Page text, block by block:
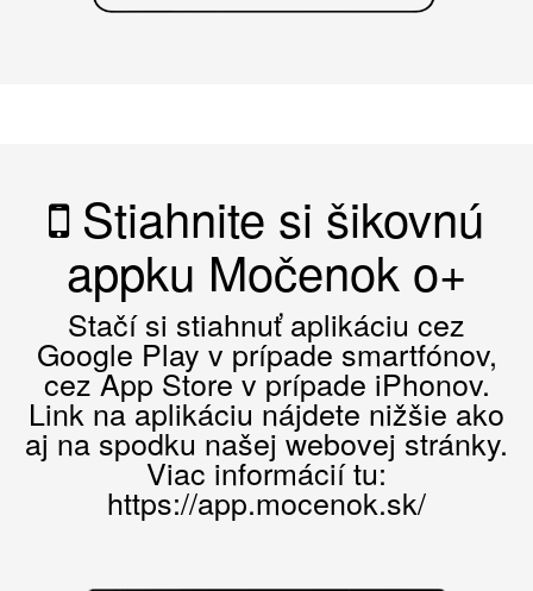
Stiahnite si šikovnú
appku Močenok o+
Stačí si stiahnuť aplikáciu cez
Google Play v prípade smartfónov,
cez App Store v prípade iPhonov.
Link na aplikáciu nájdete nižšie ako
aj na spodku našej webovej stránky.
Viac informácií tu:
https://app.mocenok.sk/